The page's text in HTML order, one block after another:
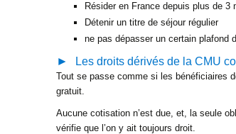
Résider en France depuis plus de
Détenir un titre de séjour régulier
ne pas dépasser un certain plafond
Les droits dérivés de la CMU
Tout se passe comme si les bénéficiaires
gratuit.
Aucune cotisation n’est due, et, la seule
vérifie que l’on y ait toujours droit.